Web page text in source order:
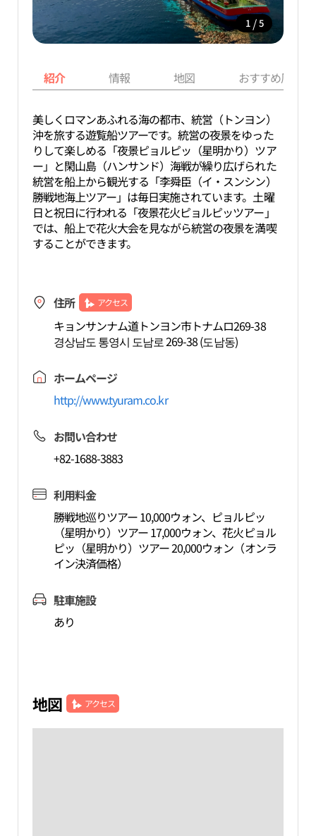
1 / 5
紹介 情報 地図 おすすめ周辺
美しくロマンあふれる海の都市、統営（トンヨン）
沖を旅する遊覧船ツアーです。統営の夜景をゆった
りして楽しめる「夜景ピョルピッ（星明かり）ツア
ー」と閑山島（ハンサンド）海戦が繰り広げられた
統営を船上から観光する「李舜臣（イ・スンシン）
勝戦地海上ツアー」は毎日実施されています。土曜
日と祝日に行われる「夜景花火ピョルピッツアー」
では、船上で花火大会を見ながら統営の夜景を満喫
することができます。
住所 アクセス
キョンサンナム道トンヨン市トナムロ269-38
경상남도 통영시 도남로 269-38 (도남동)
ホームページ
http://www.tyuram.co.kr
お問い合わせ
+82-1688-3883
利用料金
勝戦地巡りツアー 10,000ウォン、ピョルピッ
（星明かり）ツアー 17,000ウォン、花火ピョル
ピッ（星明かり）ツアー 20,000ウォン（オンラ
イン決済価格）
駐車施設
あり
地図 アクセス